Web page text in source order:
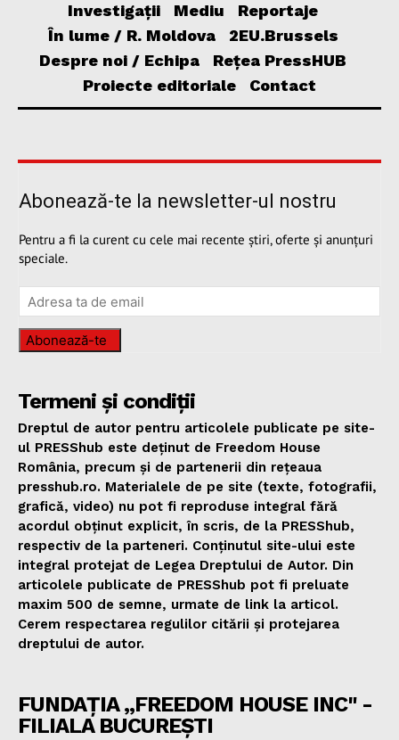
Investigații
Mediu
Reportaje
În lume / R. Moldova
2EU.Brussels
Despre noi / Echipa
Rețea PressHUB
Proiecte editoriale
Contact
Abonează-te la newsletter-ul nostru
Pentru a fi la curent cu cele mai recente știri, oferte și anunțuri
speciale.
Abonează-te
Termeni și condiții
Dreptul de autor pentru articolele publicate pe site-
ul PRESShub este deținut de Freedom House
România, precum și de partenerii din rețeaua
presshub.ro. Materialele de pe site (texte, fotografii,
grafică, video) nu pot fi reproduse integral fără
acordul obținut explicit, în scris, de la PRESShub,
respectiv de la parteneri. Conținutul site-ului este
integral protejat de Legea Dreptului de Autor. Din
articolele publicate de PRESShub pot fi preluate
maxim 500 de semne, urmate de link la articol.
Cerem respectarea regulilor citării și protejarea
dreptului de autor.
FUNDAȚIA „FREEDOM HOUSE INC" -
FILIALA BUCUREȘTI